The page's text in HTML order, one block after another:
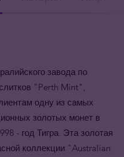
завода по
"Perth Mint",
одну из самых
золотых монет в
- год Тигра. Эта золотая
коллекции "Australian